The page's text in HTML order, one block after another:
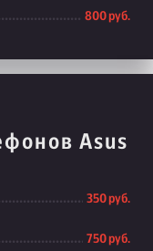
800 руб.
Asus
350 руб.
750 руб.